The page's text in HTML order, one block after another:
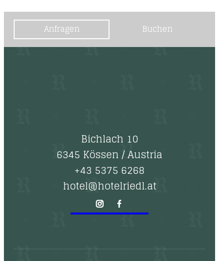
Anfragen Buchen
Bichlach 10
6345 Kössen/Austria
+43 5375 6268
hotel@hotelriedl.at